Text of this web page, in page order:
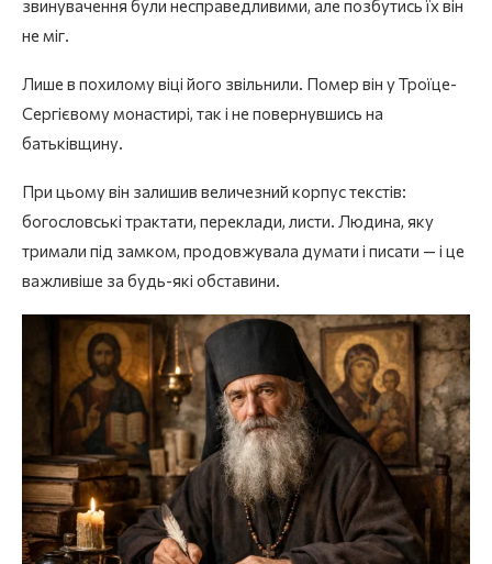
звинувачення були несправедливими, але позбутись їх він
не міг.
Лише в похилому віці його звільнили. Помер він у Троїце-
Сергієвому монастирі, так і не повернувшись на
батьківщину.
При цьому він залишив величезний корпус текстів:
богословські трактати, переклади, листи. Людина, яку
тримали під замком, продовжувала думати і писати — і це
важливіше за будь-які обставини.